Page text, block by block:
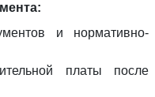
и нормативно-
платы после